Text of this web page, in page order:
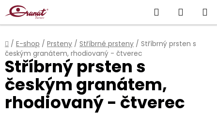
Přejít
na
obsah
Hledat
KOŠÍK
Domů
/ E-shop / Prsteny / Stříbrné prsteny / Stříbrný prsten s
českým granátem, rhodiovaný - čtverec
Stříbrný prsten s
českým granátem,
rhodiovaný - čtverec